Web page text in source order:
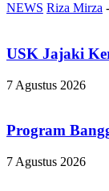
NEWS Riza Mirza -
USK Jajaki
7 Agustus 2026
Program
7 Agustus 2026